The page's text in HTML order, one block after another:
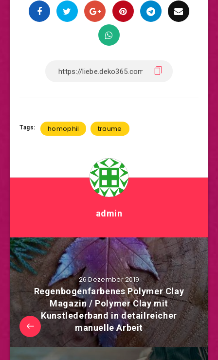
Tags: homophil traume
admin
26 Dezember 2019
Regenbogenfarbenes Polymer Clay
Magazin / Polymer Clay mit
Kunstlederband in detailreicher
manuelle Arbeit